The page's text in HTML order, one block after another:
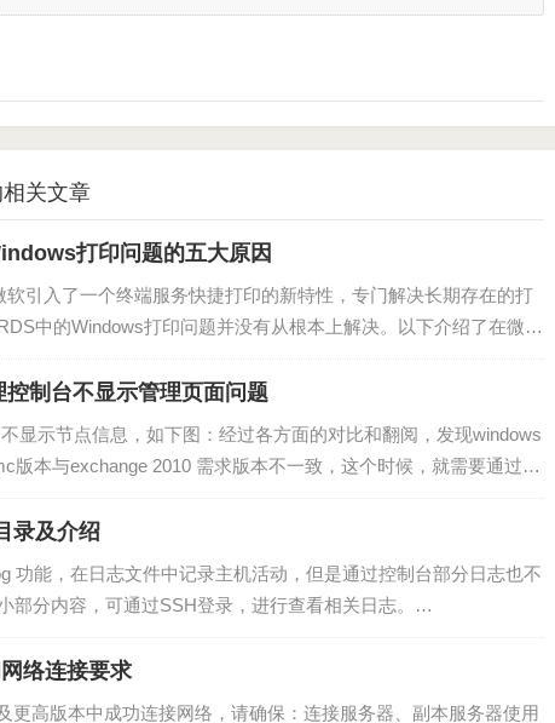
关文章
打印问题的五大原因
软引入了一个终端服务快捷打印的新特性，专门解决长期存在的打
中的Windows打印问题并没有从根本上解决。以下介绍了在微软
问题以及修复方法。1.终端服务运行在域控制器之上除非是小型业
制台不显示管理页面问题
显示节点信息，如下图：经过各方面的对比和翻阅，发现windows
版本与exchange 2010 需求版本不一致，这个时候，就需要通过其
件，保存为BAT文件，然后使用管理员运行，即可…
录及介绍
功能，在日志文件中记录主机活动，但是通过控制台部分日志也不
部分内容，可通过SSH登录，进行查看相关日志。…
络连接要求
更高版本中成功连接网络，请确保：连接服务器、副本服务器使用